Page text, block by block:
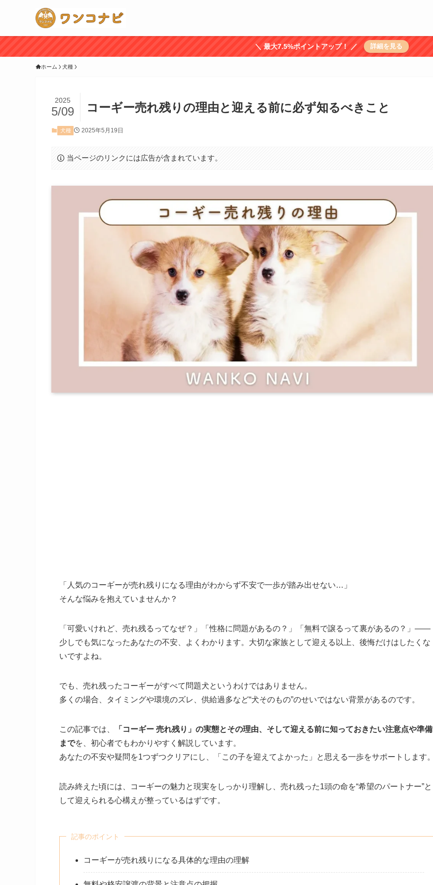
＼ 最大7.5%ポイントアップ！ ／ 詳細を見る
ホーム 犬種
コーギー売れ残りの理由と迎える前に必ず知るべきこと
2025
5/09
犬種 2025年5月19日
当ページのリンクには広告が含まれています。
「人気のコーギーが売れ残りになる理由がわからず不安で一歩が踏み出せない…」
そんな悩みを抱えていませんか？
「可愛いけれど、売れ残るってなぜ？」「性格に問題があるの？」「無料で譲るって裏があるの？」――
少しでも気になったあなたの不安、よくわかります。大切な家族として迎える以上、後悔だけはしたくな
いですよね。
でも、売れ残ったコーギーがすべて問題犬というわけではありません。
多くの場合、タイミングや環境のズレ、供給過多など“犬そのもの”のせいではない背景があるのです。
この記事では、
「コーギー 売れ残り」の実態とその理由、そして迎える前に知っておきたい注意点や準備
までを、初心者でもわかりやすく解説しています。
あなたの不安や疑問を1つずつクリアにし、「この子を迎えてよかった」と思える一歩をサポートします。
読み終えた頃には、コーギーの魅力と現実をしっかり理解し、売れ残った1頭の命を“希望のパートナー”と
して迎えられる心構えが整っているはずです。
記事のポイント
コーギーが売れ残りになる具体的な理由の理解